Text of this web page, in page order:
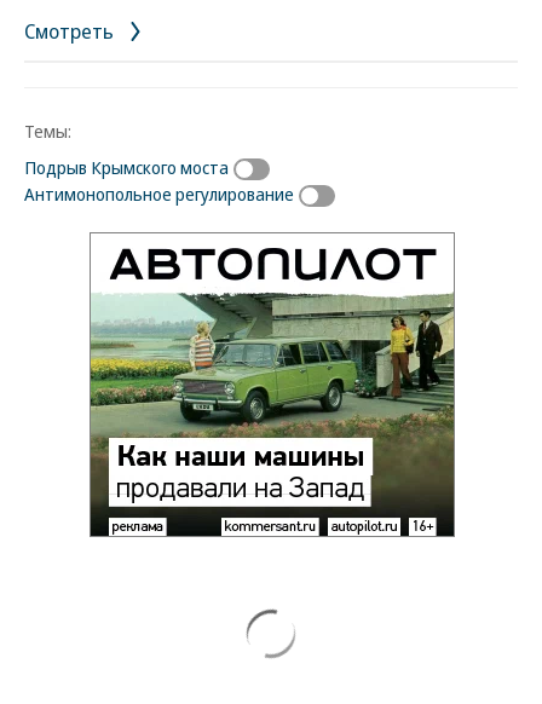
Смотреть
Темы:
Подрыв Крымского моста
Антимонопольное регулирование